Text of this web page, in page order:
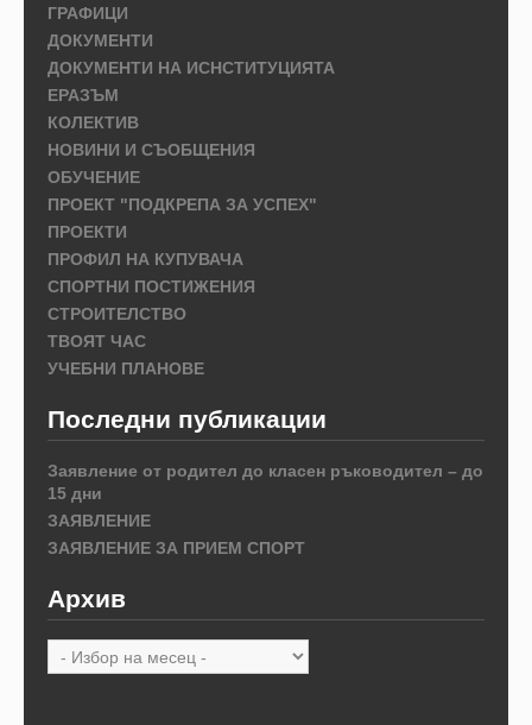
ГРАФИЦИ
ДОКУМЕНТИ
ДОКУМЕНТИ НА ИСНСТИТУЦИЯТА
ЕРАЗЪМ
КОЛЕКТИВ
НОВИНИ И СЪОБЩЕНИЯ
ОБУЧЕНИЕ
ПРОЕКТ "ПОДКРЕПА ЗА УСПЕХ"
ПРОЕКТИ
ПРОФИЛ НА КУПУВАЧА
СПОРТНИ ПОСТИЖЕНИЯ
СТРОИТЕЛСТВО
ТВОЯТ ЧАС
УЧЕБНИ ПЛАНОВЕ
Последни публикации
Заявление от родител до класен ръководител – до
15 дни
ЗАЯВЛЕНИЕ
ЗАЯВЛЕНИЕ ЗА ПРИЕМ СПОРТ
Архив
Архив